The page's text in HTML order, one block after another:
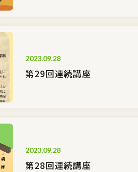
2023.09.28
第29回連続講座
2023.09.28
第28回連続講座